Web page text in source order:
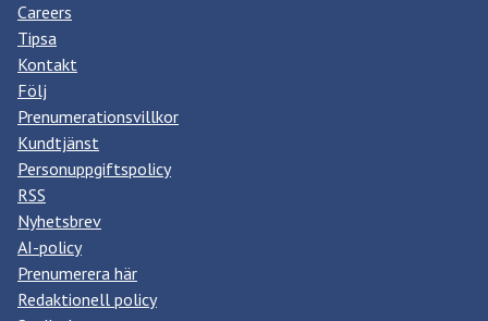
Careers
Tipsa
Kontakt
Följ
Prenumerationsvillkor
Kundtjänst
Personuppgiftspolicy
RSS
Nyhetsbrev
AI-policy
Prenumerera här
Redaktionell policy